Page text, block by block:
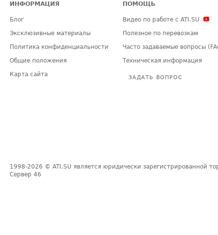
ИНФОРМАЦИЯ
Блог
Эксклюзивные материалы
Политика конфиденциальности
Общие положения
Карта сайта
ПОМОЩЬ
Видео по работе с ATI.SU
Полезное по перевозкам
Часто задаваемые вопросы
Техническая информация
ЗАДАТЬ ВОПРОС
1998-2026 © ATI.SU является юридически зарегистрированной
Сервер 46